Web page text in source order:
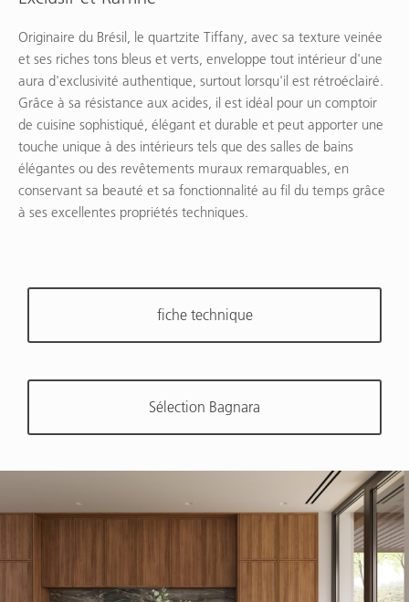
Originaire du Brésil, le quartzite Tiffany, avec sa texture veinée
et ses riches tons bleus et verts, enveloppe tout intérieur d'une
aura d'exclusivité authentique, surtout lorsqu'il est rétroéclairé.
Grâce à sa résistance aux acides, il est idéal pour un comptoir
de cuisine sophistiqué, élégant et durable et peut apporter une
touche unique à des intérieurs tels que des salles de bains
élégantes ou des revêtements muraux remarquables, en
conservant sa beauté et sa fonctionnalité au fil du temps grâce
à ses excellentes propriétés techniques.
fiche technique
Sélection Bagnara